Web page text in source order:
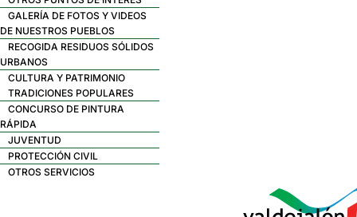
GALERÍA DE FOTOS Y VIDEOS
DE NUESTROS PUEBLOS
RECOGIDA RESIDUOS SÓLIDOS
URBANOS
CULTURA Y PATRIMONIO
TRADICIONES POPULARES
CONCURSO DE PINTURA
RÁPIDA
JUVENTUD
PROTECCIÓN CIVIL
OTROS SERVICIOS